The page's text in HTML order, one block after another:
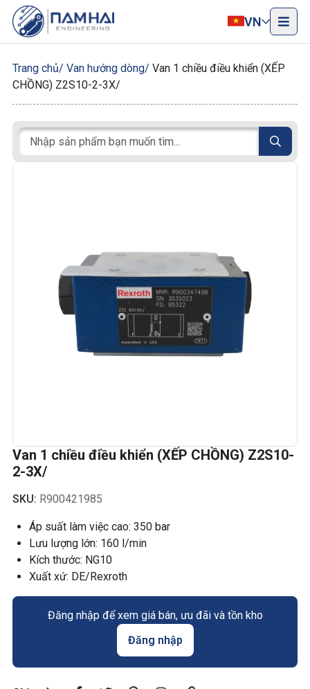
VN
Trang chủ Van hướng dòng Van 1 chiều điều khiển (XẾP
CHỒNG) Z2S10-2-3X/
Van 1 chiều điều khiển (XẾP CHỒNG) Z2S10-
2-3X/
SKU: R900421985
Áp suất làm việc cao: 350 bar
Lưu lượng lớn: 160 l/min
Kích thước: NG10
Xuất xứ: DE/Rexroth
Đăng nhập để xem giá bán, ưu đãi và tồn kho
Đăng nhập